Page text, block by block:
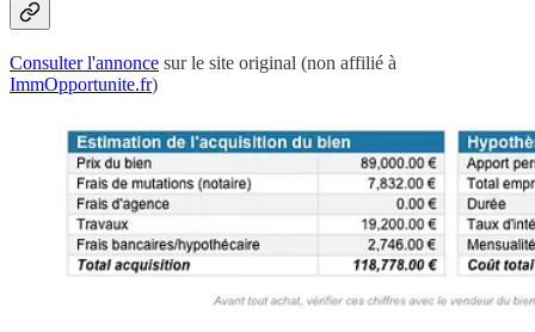
Consulter l'annonce sur le site original (non affilié à
ImmOpportunite.fr)